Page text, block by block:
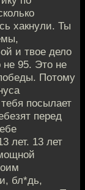
хакнули. Ты
и твое дело
не 95. Это не
Потому
посылает
перед
лет. 13 лет
бл*дь,